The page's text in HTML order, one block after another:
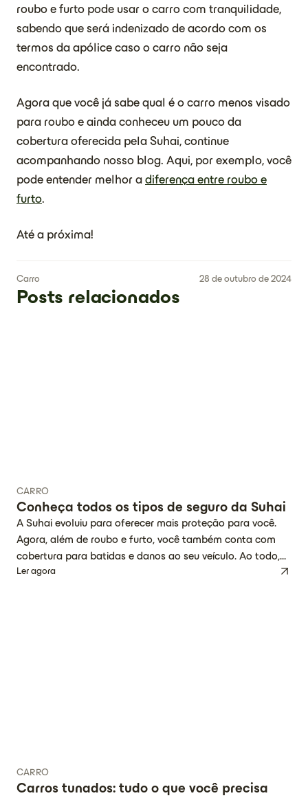
roubo e furto pode usar o carro com tranquilidade,
sabendo que será indenizado de acordo com os
termos da apólice caso o carro não seja
encontrado.
Agora que você já sabe qual é o carro menos visado
para roubo e ainda conheceu um pouco da
cobertura oferecida pela Suhai, continue
acompanhando nosso blog. Aqui, por exemplo, você
pode entender melhor a diferença entre roubo e
furto.
Até a próxima!
Carro 28 de outubro de 2024
Posts relacionados
CARRO
Conheça todos os tipos de seguro da Suhai
A Suhai evoluiu para oferecer mais proteção para você.
Agora, além de roubo e furto, você também conta com
cobertura para batidas e danos ao seu veículo. Ao todo,
são 6 coberturas diferentes, onde você escolhe a que mais
Ler agora
CARRO
Carros tunados: tudo o que você precisa